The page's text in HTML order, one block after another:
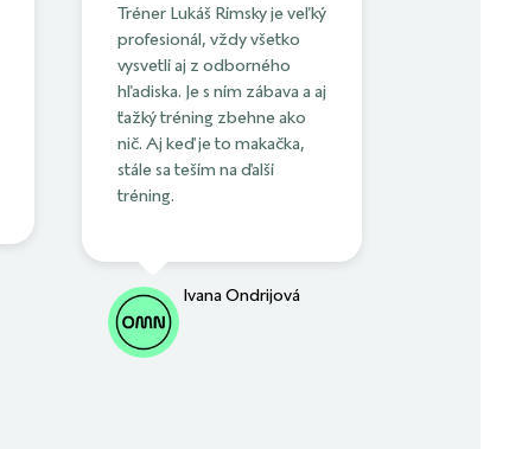
Tréner Lukáš Rímsky je veľký
profesionál, vždy všetko
vysvetlí aj z odborného
hľadiska. Je s ním zábava a aj
ťažký tréning zbehne ako
nič. Aj keď je to makačka,
stále sa teším na ďalší
tréning.
Ivana Ondrijová